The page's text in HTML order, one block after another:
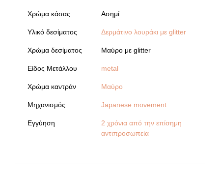
Χρώμα κάσας Ασημί
Υλικό δεσίματος Δερμάτινο λουράκι με glitter
Χρώμα δεσίματος Μαύρο με glitter
Είδος Μετάλλου metal
Χρώμα καντράν Μαύρο
Μηχανισμός Japanese movement
Εγγύηση
2 χρόνια από την επίσημη
αντιπροσωπεία